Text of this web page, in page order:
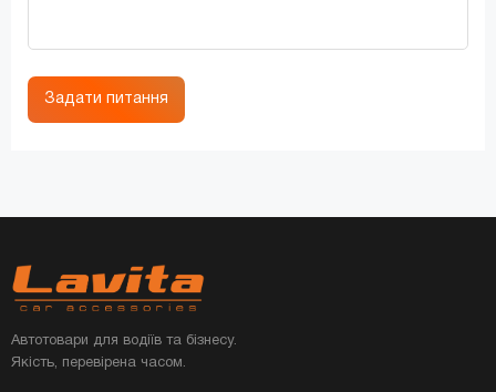
Задати питання
Автотовари для водіїв та бізнесу.
Якість, перевірена часом.